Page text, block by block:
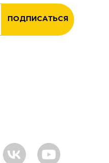
ПОДПИСАТЬСЯ